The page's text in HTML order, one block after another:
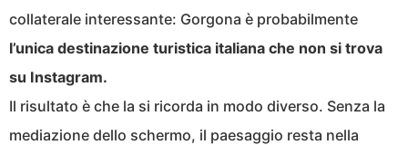
collaterale interessante: Gorgona è probabilmente
l’unica destinazione turistica italiana che non si trova
su Instagram.
Il risultato è che la si ricorda in modo diverso. Senza la
mediazione dello schermo, il paesaggio resta nella